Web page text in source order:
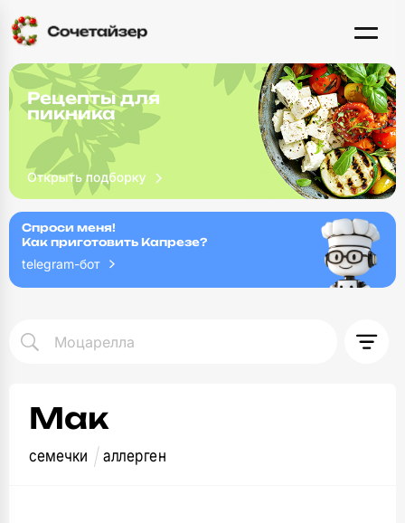
Рецепты для
пикника
Спроси меня!
Как приготовить Капрезе?
telegram-бот
Мак
семечки аллерген